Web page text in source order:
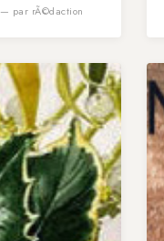
— par rÃ©daction